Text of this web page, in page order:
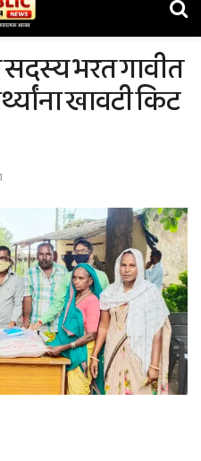
भरत गावीत
खावटी किट